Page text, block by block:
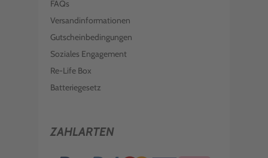
FAQs
Versandinformationen
Gutscheinbedingungen
Soziales Engagement
Re-Life Box
Batteriegesetz
ZAHLARTEN